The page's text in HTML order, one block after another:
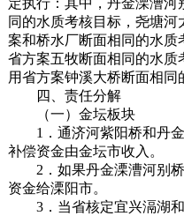
同的水质考核目标，尧塘
案和桥水厂断面相同的水
省方案五牧断面相同的水
用省方案钟溪大桥断面相同
四、责任分解
（一）金坛板块
1．通济河紫阳桥和丹金
补偿资金由金坛市收入。
2．如果丹金溧漕河别桥
资金给溧阳市。
3．当省核定宜兴滆湖和